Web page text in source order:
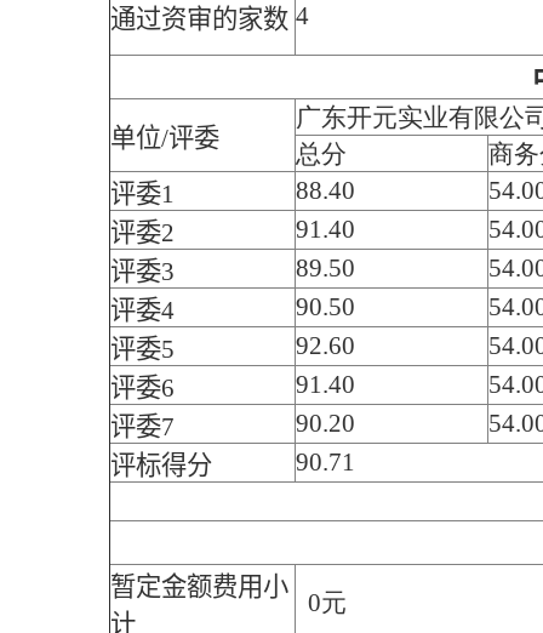
通过资审的家数 4
单位/评委
广东开元实业有限公
总分
商
评委1
88.40
评委2
91.40
评委3
89.50
评委4
90.50
评委5
92.60
评委6
91.40
评委7
90.20
评标得分
90.71
暂定金额费用小
计
0元